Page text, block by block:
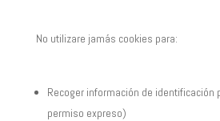
No utilizare jamás cookies para:
Recoger información de identificación
permiso expreso)